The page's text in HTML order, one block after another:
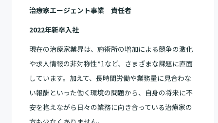
治療家エージェント事業 責任者
2022年新卒入社
現在の治療家業界は、施術所の増加による競争の激化
や求人情報の非対称性*1など、さまざまな課題に直面
しています。加えて、長時間労働や業務量に見合わな
い報酬といった働く環境の問題から、自身の将来に不
安を抱えながら日々の業務に向き合っている治療家の